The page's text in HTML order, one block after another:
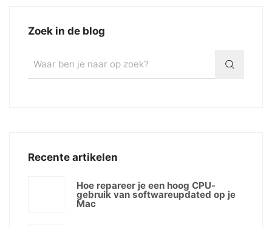
Zoek in de blog
Recente artikelen
Hoe repareer je een hoog CPU-
gebruik van softwareupdated op je
Mac